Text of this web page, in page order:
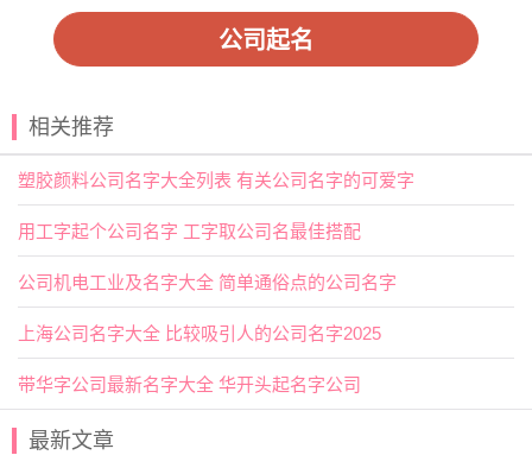
温和，“康”是健康的直接体现。这些字不仅具有文化深度，还
能让消费者产生正面联想。结合现代语言审美，可以创造出
打造专属字库 提升命名效率
为了提升命名效率，建议建立一个核心字库，里面包含从经
典文献中提取的关键词汇。这个字库可以不断更新和扩展，
帮助企业快速生成多个候选名称。同时，也可以结合不同地
区的语言习惯和消费心理，调整用字方向，使名称更具地域
亲和力。
结语：名字也是品牌的第一步
一个优秀的保健公司名称，不仅是品牌的门面，更是文化的
载体。它承载着企业的初心，也影响着消费者的认知。通过
融合传统文化与现代审美的方式，我们不仅能为公司起一个
好名字，更能为品牌注入长久的生命力。
公司起名
相关推荐
塑胶颜料公司名字大全列表 有关公司名字的可爱字
用工字起个公司名字 工字取公司名最佳搭配
公司机电工业及名字大全 简单通俗点的公司名字
上海公司名字大全 比较吸引人的公司名字2025
带华字公司最新名字大全 华开头起名字公司
最新文章